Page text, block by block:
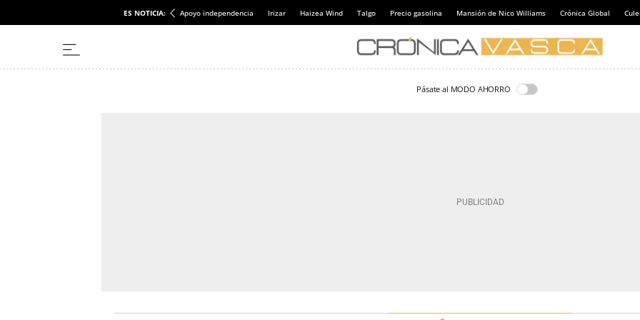
ES NOTICIA: Apoyo independencia Irizar Haizea Wind Talgo Precio gasolina Mansión de Nico Williams Crónica Global
Pásate al MODO AHORRO